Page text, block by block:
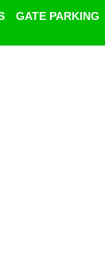
GATE PARKING